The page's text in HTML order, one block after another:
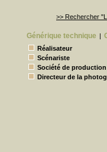
>> Rechercher
Générique technique |
Réalisateur
Scénariste
Société de production
Directeur de la